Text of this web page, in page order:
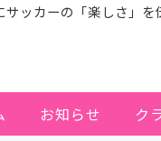
ッカーの「楽しさ」
お知らせ ク